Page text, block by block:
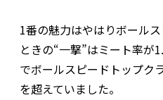
1番の魅力はやはりボール
ときの“一撃”はミート率が
でボールスピードトップク
を超えていました。